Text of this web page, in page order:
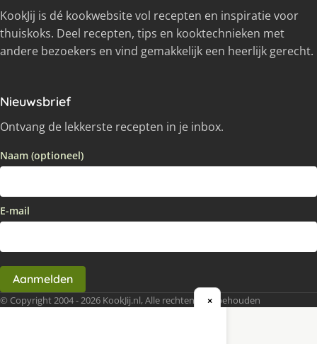
KookJij is dé kookwebsite vol recepten en inspiratie voor
thuiskoks. Deel recepten, tips en kooktechnieken met
andere bezoekers en vind gemakkelijk een heerlijk gerecht.
Nieuwsbrief
Ontvang de lekkerste recepten in je inbox.
Naam (optioneel)
E-mail
Aanmelden
© Copyright 2004 - 2026 KookJij.nl, Alle rechten voorbehouden
×